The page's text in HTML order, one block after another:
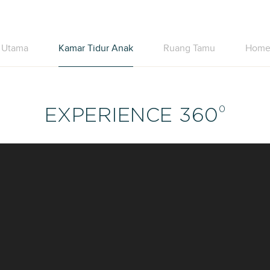
Kamar Tidur Anak Ruang Tamu
EXPERIENCE 360 0